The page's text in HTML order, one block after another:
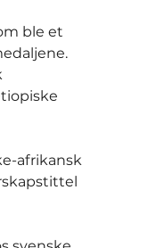
ble et
afrikansk